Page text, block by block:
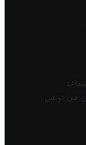
في تونس